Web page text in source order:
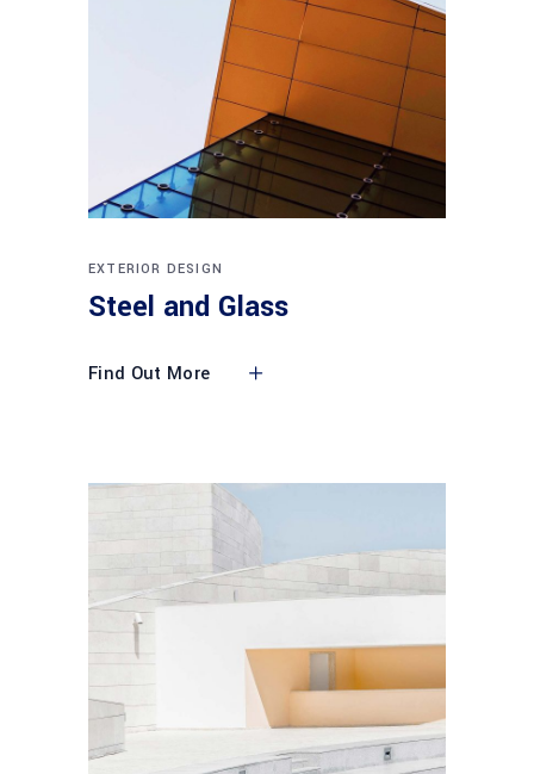
EXTERIOR DESIGN
Steel and Glass
Find Out More